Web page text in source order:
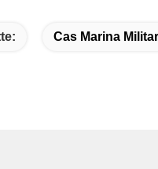
Cas Marina